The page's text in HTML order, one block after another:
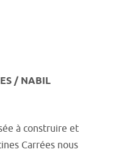
/ NABIL
à construire et
Carrées nous